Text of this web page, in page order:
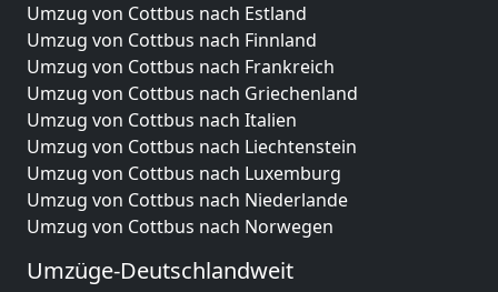
Umzug von Cottbus nach Estland
Umzug von Cottbus nach Finnland
Umzug von Cottbus nach Frankreich
Umzug von Cottbus nach Griechenland
Umzug von Cottbus nach Italien
Umzug von Cottbus nach Liechtenstein
Umzug von Cottbus nach Luxemburg
Umzug von Cottbus nach Niederlande
Umzug von Cottbus nach Norwegen
Umzüge-Deutschlandweit